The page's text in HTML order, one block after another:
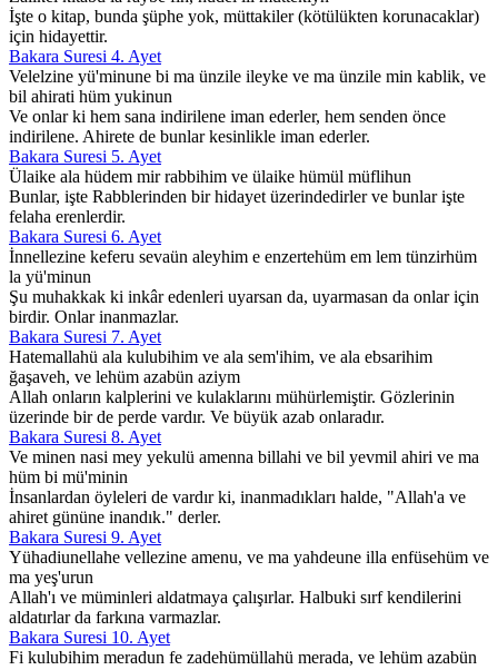
İşte o kitap, bunda şüphe yok, müttakiler (kötülükten korunacaklar)
için hidayettir.
Bakara Suresi 4. Ayet
Velelzine yü'minune bi ma ünzile ileyke ve ma ünzile min kablik, ve
bil ahirati hüm yukinun
Ve onlar ki hem sana indirilene iman ederler, hem senden önce
indirilene. Ahirete de bunlar kesinlikle iman ederler.
Bakara Suresi 5. Ayet
Ülaike ala hüdem mir rabbihim ve ülaike hümül müflihun
Bunlar, işte Rabblerinden bir hidayet üzerindedirler ve bunlar işte
felaha erenlerdir.
Bakara Suresi 6. Ayet
İnnellezine keferu sevaün aleyhim e enzertehüm em lem tünzirhüm
la yü'minun
Şu muhakkak ki inkâr edenleri uyarsan da, uyarmasan da onlar için
birdir. Onlar inanmazlar.
Bakara Suresi 7. Ayet
Hatemallahü ala kulubihim ve ala sem'ihim, ve ala ebsarihim
ğaşaveh, ve lehüm azabün aziym
Allah onların kalplerini ve kulaklarını mühürlemiştir. Gözlerinin
üzerinde bir de perde vardır. Ve büyük azab onlaradır.
Bakara Suresi 8. Ayet
Ve minen nasi mey yekulü amenna billahi ve bil yevmil ahiri ve ma
hüm bi mü'minin
İnsanlardan öyleleri de vardır ki, inanmadıkları halde, "Allah'a ve
ahiret gününe inandık." derler.
Bakara Suresi 9. Ayet
Yühadiunellahe vellezine amenu, ve ma yahdeune illa enfüsehüm ve
ma yeş'urun
Allah'ı ve müminleri aldatmaya çalışırlar. Halbuki sırf kendilerini
aldatırlar da farkına varmazlar.
Bakara Suresi 10. Ayet
Fi kulubihim meradun fe zadehümüllahü merada, ve lehüm azabün